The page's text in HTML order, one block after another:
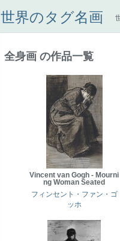
世界のタグ名画
全身画 の作品一覧
Vincent van Gogh - Mourni
ng Woman Seated
フィンセント・ファン・ゴ
ッホ